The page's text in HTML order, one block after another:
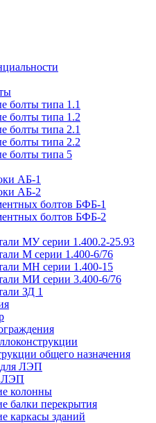
болты типа 1.1
болты типа 1.2
болты типа 2.1
болты типа 2.2
болты типа 5
АБ-1
АБ-2
болтов БФБ-1
болтов БФБ-2
МУ серии 1.400.2-25.93
М серии 1.400-6/76
МН серии 1.400-15
МИ серии 3.400-6/76
ЗД 1
общего назначения
ЛЭП
ЛЭП
колонны
балки перекрытия
каркасы зданий